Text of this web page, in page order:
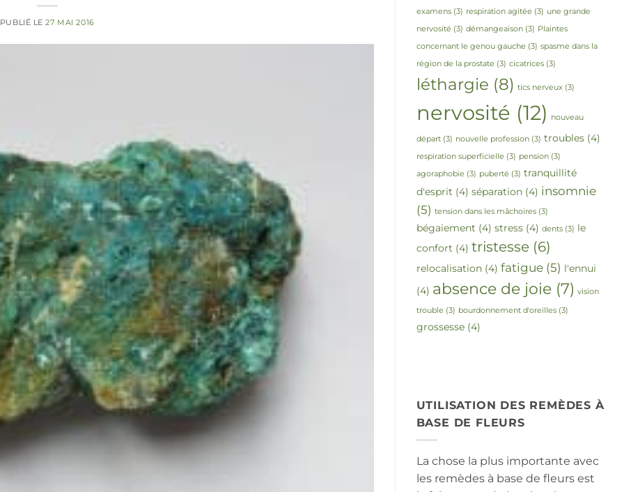
PUBLIÉ LE27 MAI 2016
examens(3) respiration agitée (3) une grande
nervosité (3) démangeaison(3) Plaintes
concernant le genou gauche (3) spasme dans la
région de la prostate (3) cicatrices(3)
léthargie (8) tics nerveux(3)
nervosité (12) nouveau
départ(3) nouvelle profession(3) troubles(4)
respiration superficielle (3) pension(3)
agoraphobie (3) puberté (3) tranquillité
d'esprit (4) séparation(4) insomnie
(5) tension dans les mâchoires(3)
bégaiement (4) stress(4) dents(3) le
confort (4) tristesse(6)
relocalisation(4) fatigue(5) l'ennui
(4) absence de joie(7) vision
trouble (3) bourdonnement d'oreilles(3)
grossesse(4)
UTILISATION DES REMÈDES À
BASE DE FLEURS
La chose la plus importante avec
les remèdes à base de fleurs est